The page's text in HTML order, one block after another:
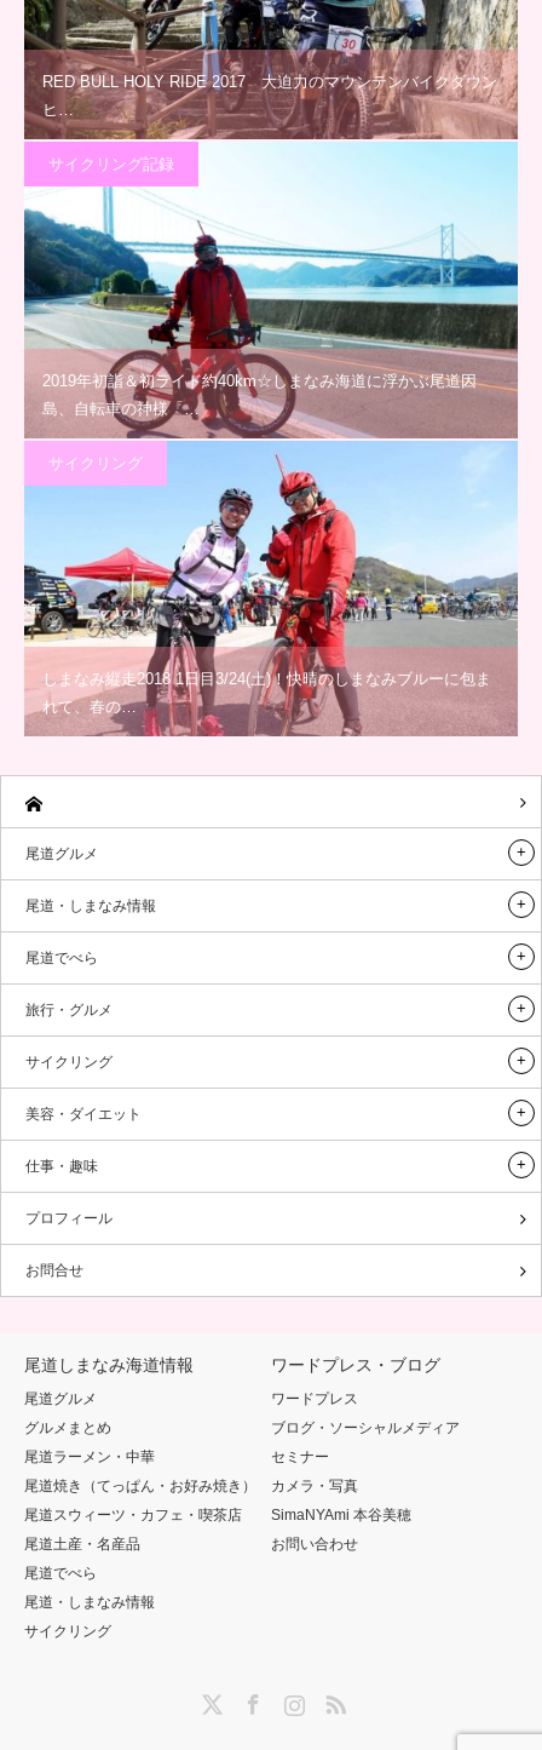
RED BULL HOLY RIDE 2017 大迫力のマウンテンバイクダウン
ヒ…
サイクリング記録
2019年初詣＆初ライド約40km☆しまなみ海道に浮かぶ尾道因
島、自転車の神様「…
サイクリング
しまなみ縦走2018 1日目3/24(土)！快晴のしまなみブルーに包ま
れて、春の…
尾道グルメ
尾道・しまなみ情報
尾道でべら
旅行・グルメ
サイクリング
美容・ダイエット
仕事・趣味
プロフィール
お問合せ
尾道しまなみ海道情報
尾道グルメ
グルメまとめ
尾道ラーメン・中華
尾道焼き（てっぱん・お好み焼き）
尾道スウィーツ・カフェ・喫茶店
尾道土産・名産品
尾道でべら
尾道・しまなみ情報
サイクリング
ワードプレス・ブログ
ワードプレス
ブログ・ソーシャルメディア
セミナー
カメラ・写真
SimaNYAmi 本谷美穂
お問い合わせ
InstagramRSS